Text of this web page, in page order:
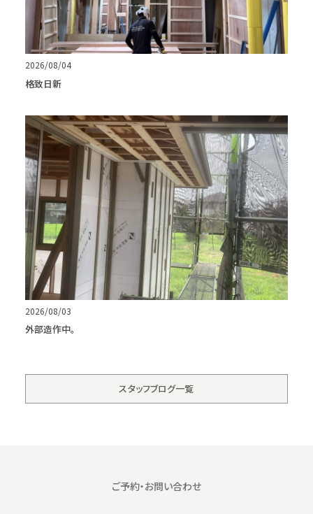
2026/08/04
格致日新
2026/08/03
外部造作中。
スタッフブログ一覧
ご予約・お問い合わせ